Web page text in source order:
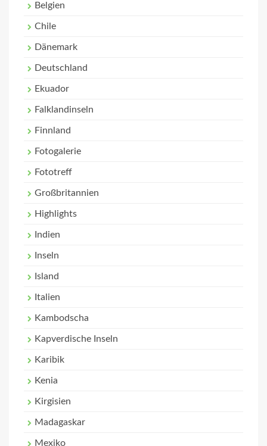
Belgien
Chile
Dänemark
Deutschland
Ekuador
Falklandinseln
Finnland
Fotogalerie
Fototreff
Großbritannien
Highlights
Indien
Inseln
Island
Italien
Kambodscha
Kapverdische Inseln
Karibik
Kenia
Kirgisien
Madagaskar
Mexiko